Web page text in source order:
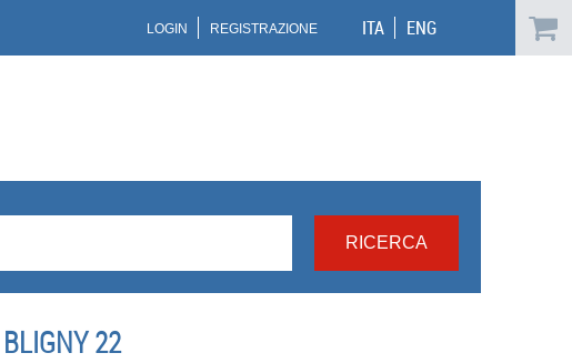
ITA ENG
LOGIN REGISTRAZIONE
BLIGNY 22